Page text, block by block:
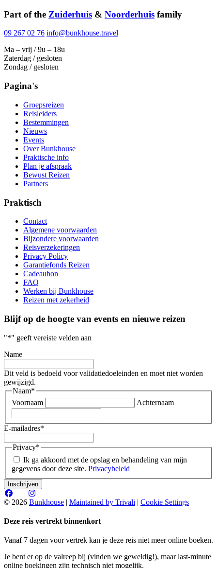
Part of the Zuiderhuis & Noorderhuis family
09 267 02 76 info@bunkhouse.travel
Ma – vrij / 9u – 18u
Zaterdag / gesloten
Zondag / gesloten
Pagina's
Groepsreizen
Reisleiders
Bestemmingen
Nieuws
Events
Over Bunkhouse
Praktische info
Plan je afspraak
Bewust Reizen
Partners
Praktisch
Contact
Algemene voorwaarden
Bijzondere voorwaarden
Reisverzekeringen
Privacy Policy
Garantiefonds Reizen
Cadeaubon
FAQ
Werken bij Bunkhouse
Reizen met zekerheid
Blijf op de hoogte van events en nieuwe reizen
"*" geeft vereiste velden aan
Name
Dit veld is bedoeld voor validatiedoeleinden en moet niet worden
gewijzigd.
Naam*
Voornaam
Achternaam
E-mailadres*
Privacy*
Ik ga akkoord met de opslag en behandeling van mijn
gegevens door deze site. Privacybeleid
© 2026 Bunkhouse | Maintained by Trivali | Cookie Settings
Deze reis vertrekt binnenkort
Vanaf 7 dagen voor vertrek kan je deze reis niet meer online boeken.
Je bent er op de valreep bij (vinden we geweldig!), maar last-minute
online boekingen zijn technisch niet mogelijk.